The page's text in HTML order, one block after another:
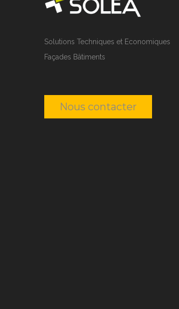
Solutions Techniques et Economiques
Façades Bâtiments
Nous contacter